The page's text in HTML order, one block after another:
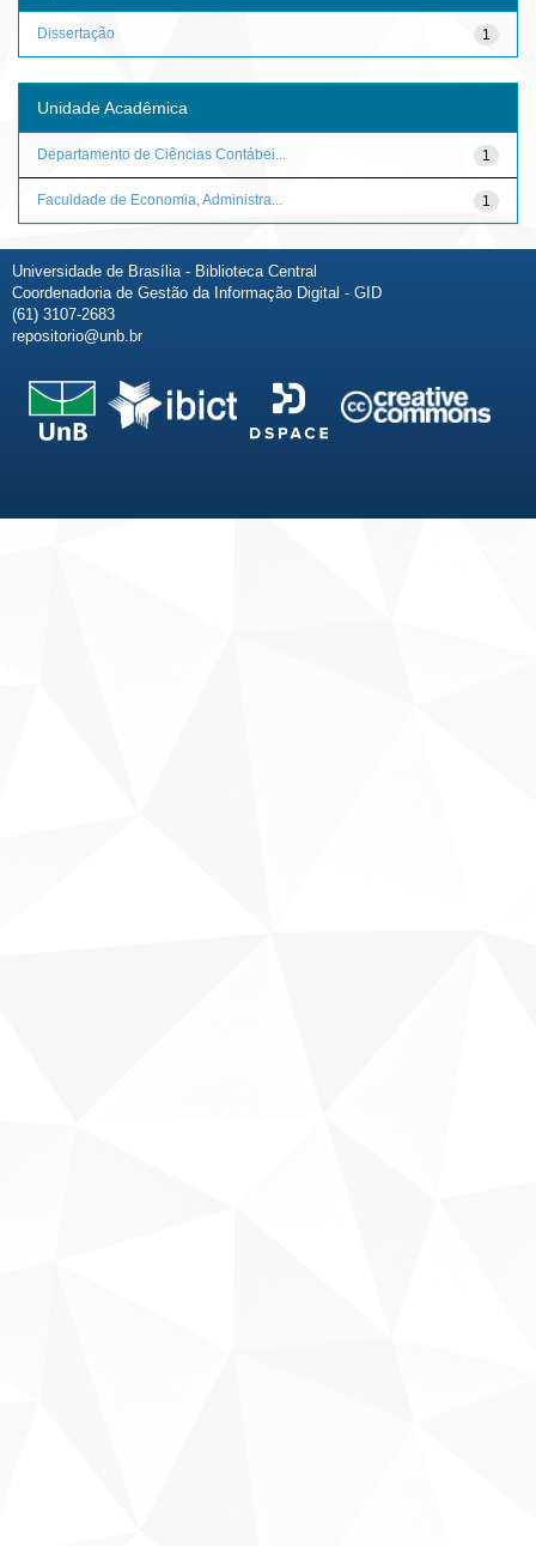
1
Dissertação
Unidade Acadêmica
1
Departamento de Ciências Contábei...
1
Faculdade de Economia, Administra...
Universidade de Brasília - Biblioteca Central
Coordenadoria de Gestão da Informação Digital - GID
(61) 3107-2683
repositorio@unb.br